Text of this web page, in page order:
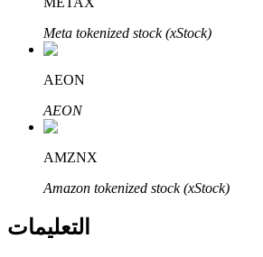
شركاء بيترو
شركاء Bitrue
Meta tokenized stock (xStock)
AEON
AEON
AMZNX
Amazon tokenized stock (xStock)
التعليمات